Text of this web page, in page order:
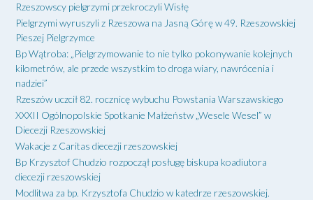
Rzeszowscy pielgrzymi przekroczyli Wisłę
Pielgrzymi wyruszyli z Rzeszowa na Jasną Górę w 49. Rzeszowskiej
Pieszej Pielgrzymce
Bp Wątroba: „Pielgrzymowanie to nie tylko pokonywanie kolejnych
kilometrów, ale przede wszystkim to droga wiary, nawrócenia i
nadziei”
Rzeszów uczcił 82. rocznicę wybuchu Powstania Warszawskiego
XXXII Ogólnopolskie Spotkanie Małżeństw „Wesele Wesel” w
Diecezji Rzeszowskiej
Wakacje z Caritas diecezji rzeszowskiej
Bp Krzysztof Chudzio rozpoczął posługę biskupa koadiutora
diecezji rzeszowskiej
Modlitwa za bp. Krzysztofa Chudzio w katedrze rzeszowskiej.